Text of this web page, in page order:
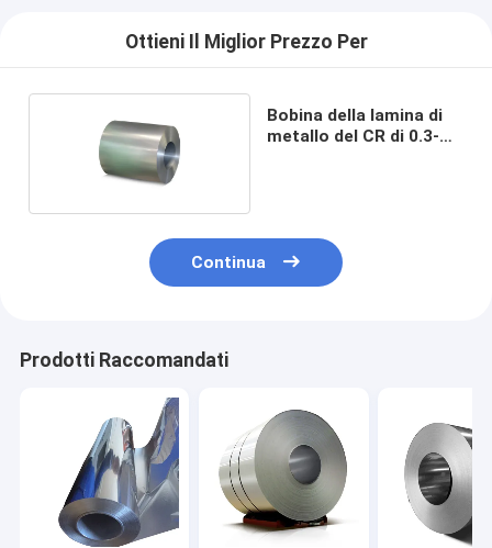
Ottieni Il Miglior Prezzo Per
Bobina della lamina di
metallo del CR di 0.3-
Continua
Prodotti Raccomandati